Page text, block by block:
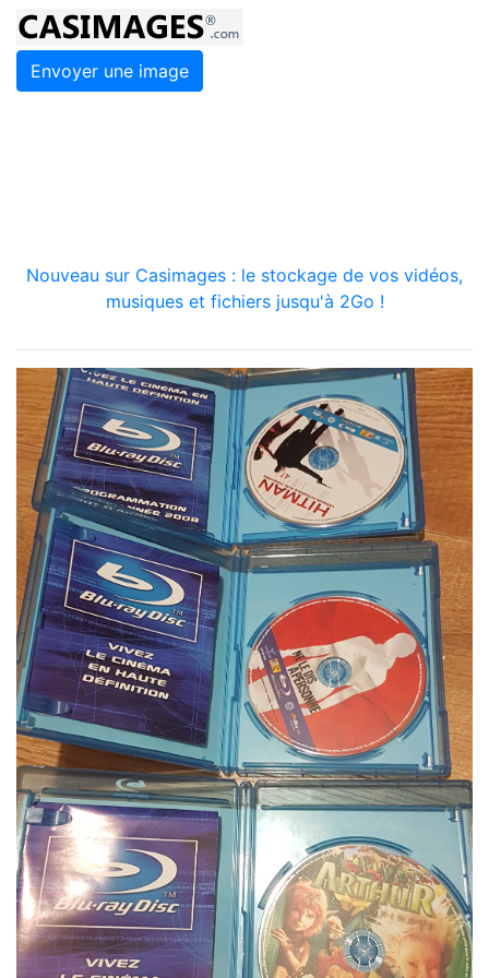
Envoyer une image
Nouveau sur Casimages : le stockage de vos vidéos,
musiques et fichiers jusqu'à 2Go !